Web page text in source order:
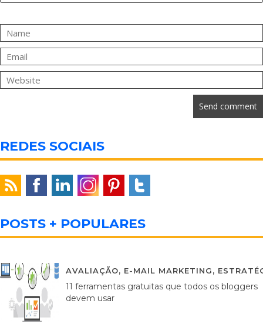
REDES SOCIAIS
POSTS + POPULARES
AVALIAÇÃO, E-MAIL MARKETING,
11 ferramentas gratuitas que todos os bloggers
devem usar